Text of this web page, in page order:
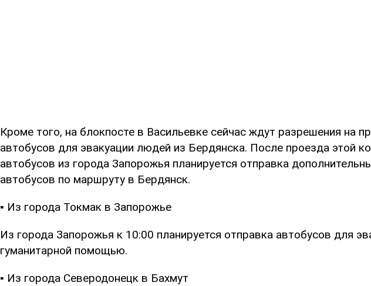
Кроме того, на блокпосте в Васильевке сейчас ждут разрешения на
автобусов для эвакуации людей из Бердянска. После проезда этой
автобусов из города Запорожья планируется отправка
автобусов по маршруту в Бердянск.
▪ Из города Токмак в Запорожье
Из города Запорожья к 10:00 планируется отправка автобусов для
гуманитарной помощью.
▪ Из города Северодонецк в Бахмут